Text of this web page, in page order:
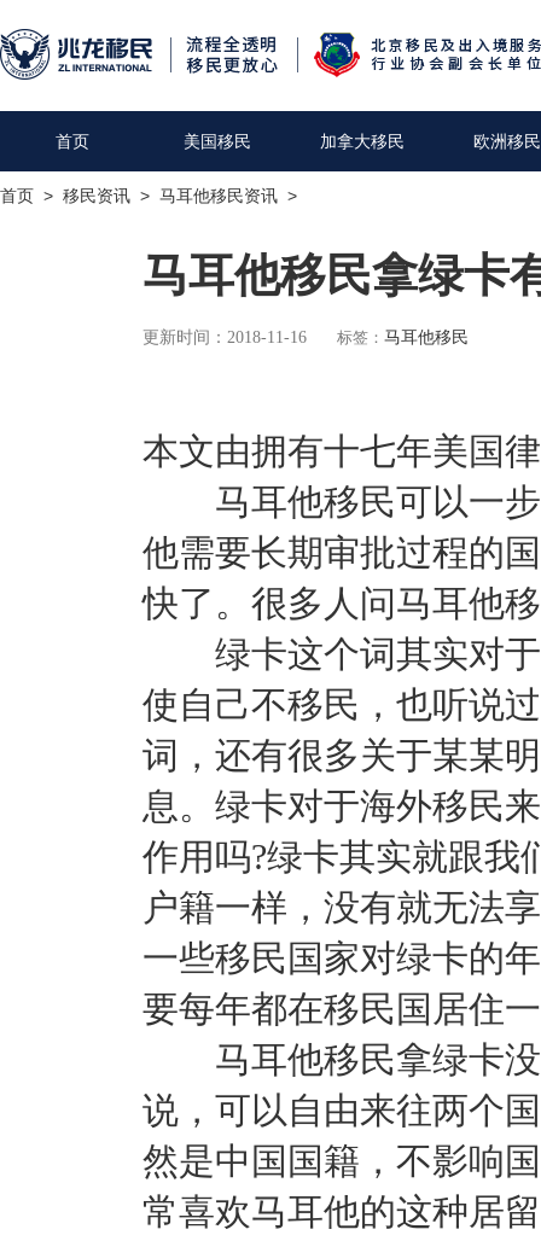
首页 美国移民 加拿大移民 欧洲移民
首页 > 移民资讯 > 马耳他移民资讯 >
马耳他移民拿绿卡
更新时间：2018-11-16 标签： 马耳他移民
本文由拥有十七年美国
马耳他移民可以一步
他需要长期审批过程的
快了。很多人问马耳他
绿卡这个词其实对于
使自己不移民，也听说
词，还有很多关于某某
息。绿卡对于海外移民
作用吗?绿卡其实就跟我
户籍一样，没有就无法
一些移民国家对绿卡的
要每年都在移民国居住
马耳他移民拿绿卡没
说，可以自由来往两个
然是中国国籍，不影响
常喜欢马耳他的这种居